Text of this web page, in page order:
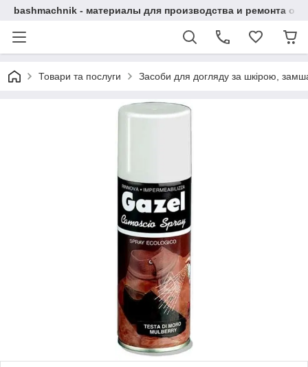
bashmachnik - материалы для производства и ремонта
Товари та послуги Засоби для догляду за шкірою,